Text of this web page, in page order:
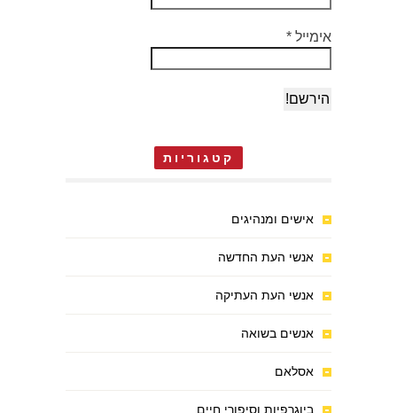
אימייל *
קטגוריות
אישים ומנהיגים
אנשי העת החדשה
אנשי העת העתיקה
אנשים בשואה
אסלאם
ביוגרפיות וסיפורי חיים